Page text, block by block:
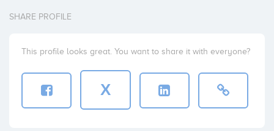
SHARE PROFILE
This profile looks great. You want to share it with everyone?
X